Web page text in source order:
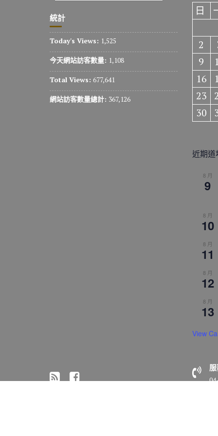
統計
Today's Views: 1,525
今天網站訪客數量: 1,108
Total Views: 677,641
網站訪客數量總計: 367,126
日
2
9
16
23
30
近期道
8 月
9
8 月
10
8 月
11
8 月
12
8 月
13
View